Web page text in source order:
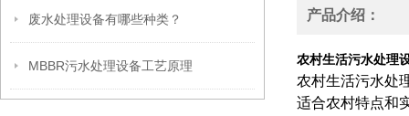
废水处理设备有哪些种类？
MBBR污水处理设备工艺原理
产品介绍：
农村生活污水处理
农村生活污水处
适合农村特点和